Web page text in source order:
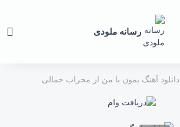
رسانه ملودی
دانلود آهنگ بمون با من از محراب جمالی